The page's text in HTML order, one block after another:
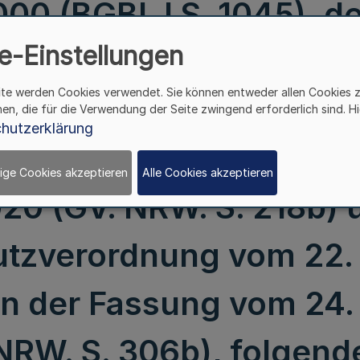
(BGBl. I S. 1045),
vom 27. März
ist, in Verbindung
und
(GV. NRW. S. 218b)
vom 22.
der Fassung vom
S. 306b),
Einstellungen
werden Cookies verwendet. Sie können entweder allen Cookies
die für die Verwendung der Seite zwingend erforderlich sind.
Cookies akzeptieren Alle Cookies akzeptieren